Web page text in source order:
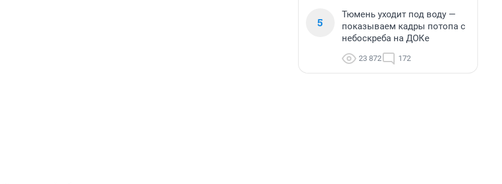
5
Тюмень уходит под воду —
показываем кадры потопа с
небоскреба на ДОКе
23 872 172